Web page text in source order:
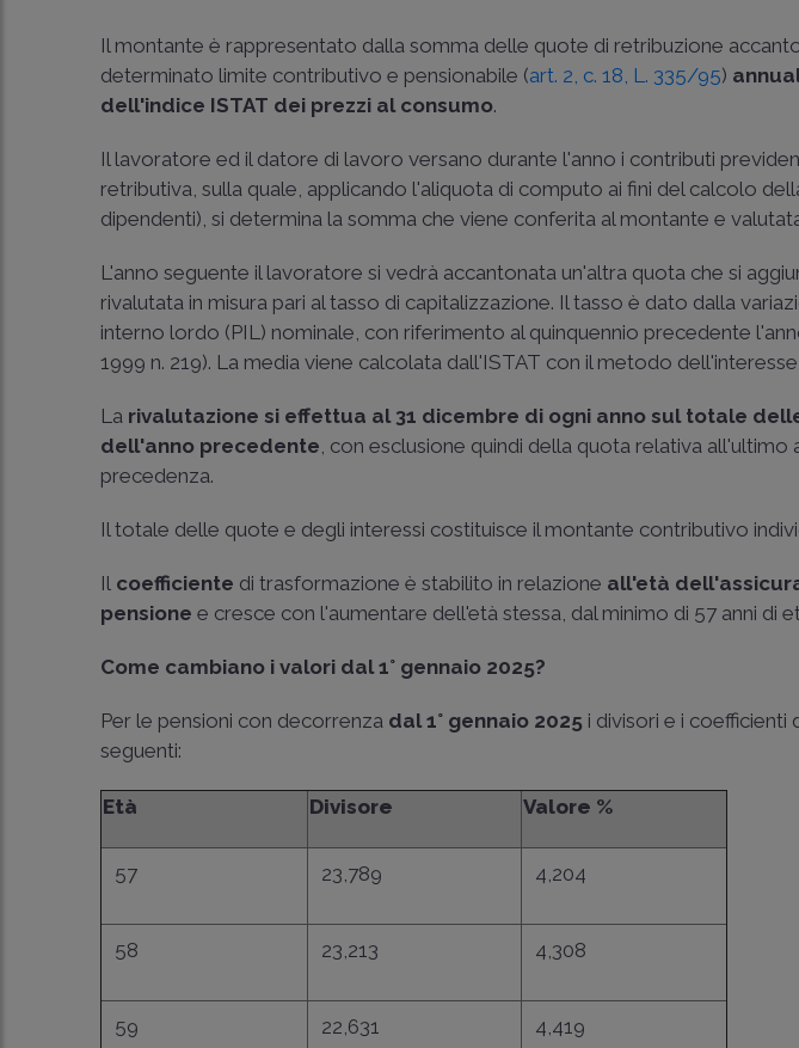
Il montante è rappresentato dalla somma delle quote di retribuzione
determinato limite contributivo e pensionabile (art. 2, c. 18, L. 335/95)
dell'indice ISTAT dei prezzi al consumo.
Il lavoratore ed il datore di lavoro versano durante l'anno i contributi
retributiva, sulla quale, applicando l'aliquota di computo ai fini del calcolo
dipendenti), si determina la somma che viene conferita al montante e
L'anno seguente il lavoratore si vedrà accantonata un'altra quota che si
rivalutata in misura pari al tasso di capitalizzazione. Il tasso è dato dalla
interno lordo (PIL) nominale, con riferimento al quinquennio precedente
1999 n. 219). La media viene calcolata dall'ISTAT con il metodo
La rivalutazione si effettua al 31 dicembre di ogni anno sul totale
dell'anno precedente, con esclusione quindi della quota relativa all'ultimo
precedenza.
Il totale delle quote e degli interessi costituisce il montante contributivo
Il coefficiente di trasformazione è stabilito in relazione all'età
pensionee cresce con l'aumentare dell'età stessa, dal minimo di 57 anni di
Come cambiano i valori dal 1° gennaio 2025?
Per le pensioni con decorrenza dal 1° gennaio 2025 i divisori e i
seguenti:
Età Divisore Valore %
57 23,789 4,204
58 23,213 4,308
59 22,631 4,419